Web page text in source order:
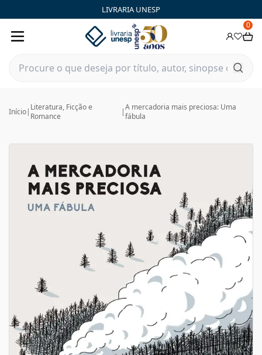
LIVRARIA UNESP
0
Início| Literatura, Ficção e
Romance
|A mercadoria mais preciosa: Uma
fábula